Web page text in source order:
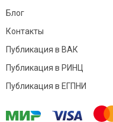
Блог
Контакты
Публикация в ВАК
Публикация в РИНЦ
Публикация в ЕГПНИ